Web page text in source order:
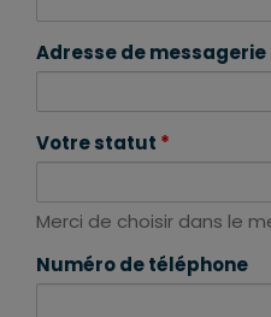
Adresse de messagerie
Votre statut *
Merci de choisir dans le
Numéro de téléphone